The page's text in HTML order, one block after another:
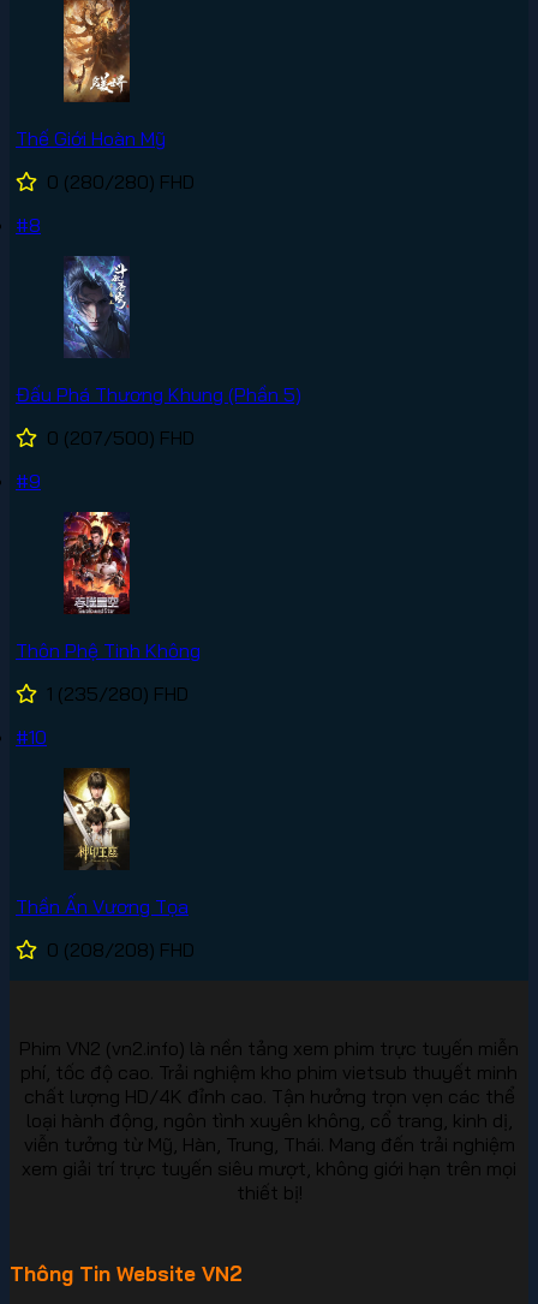
Thế Giới Hoàn Mỹ
0 (280/280) FHD
#8
Đấu Phá Thương Khung (Phần 5)
0 (207/500) FHD
#9
Thôn Phệ Tinh Không
1 (235/280) FHD
#10
Thần Ấn Vương Tọa
0 (208/208) FHD
Phim VN2 (vn2.info) là nền tảng xem phim trực tuyến miễn
phí, tốc độ cao. Trải nghiệm kho phim vietsub thuyết minh
chất lượng HD/4K đỉnh cao. Tận hưởng trọn vẹn các thể
loại hành động, ngôn tình xuyên không, cổ trang, kinh dị,
viễn tưởng từ Mỹ, Hàn, Trung, Thái. Mang đến trải nghiệm
xem giải trí trực tuyến siêu mượt, không giới hạn trên mọi
thiết bị!
Thông Tin Website VN2